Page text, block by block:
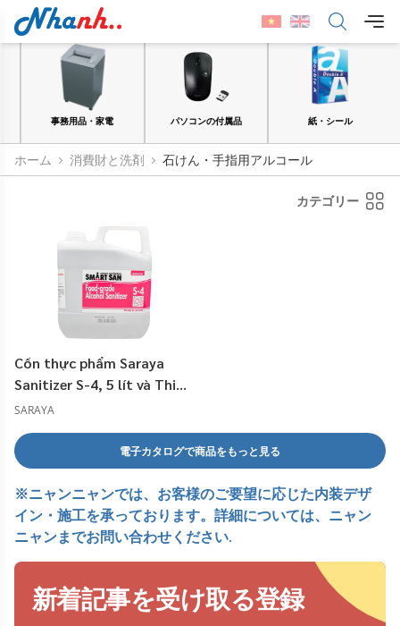
事務用品・家電 パソコンの付属品 紙・シール
ホーム 消費財と洗剤 石けん・手指用アルコール
カテゴリー
Cồn thực phẩm Saraya
Sanitizer S-4, 5 lít và Thiết
bị dùng cho cồn
SARAYA
電子カタログで商品をもっと見る
※ニャンニャンでは、お客様のご要望に応じた内装デザ
イン・施工を承っております。詳細については、ニャン
ニャンまでお問い合わせください.
新着記事を受け取る登録